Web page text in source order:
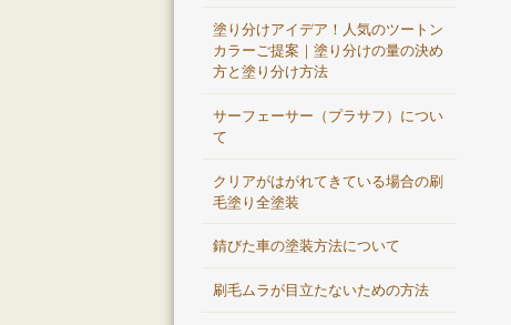
塗り分けアイデア！人気のツートン
カラーご提案｜塗り分けの量の決め
方と塗り分け方法
サーフェーサー（プラサフ）につい
て
クリアがはがれてきている場合の刷
毛塗り全塗装
錆びた車の塗装方法について
刷毛ムラが目立たないための方法